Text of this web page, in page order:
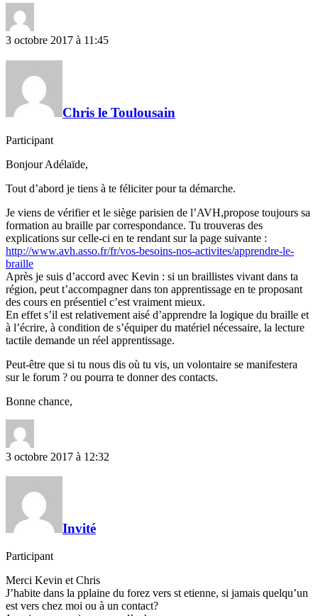
3 octobre 2017 à 11:45
Chris le Toulousain
Participant
Bonjour Adélaïde,
Tout d’abord je tiens à te féliciter pour ta démarche.
Je viens de vérifier et le siège parisien de l’AVH,propose toujours sa
formation au braille par correspondance. Tu trouveras des
explications sur celle-ci en te rendant sur la page suivante :
http://www.avh.asso.fr/fr/vos-besoins-nos-activites/apprendre-le-
braille
Après je suis d’accord avec Kevin : si un braillistes vivant dans ta
région, peut t’accompagner dans ton apprentissage en te proposant
des cours en présentiel c’est vraiment mieux.
En effet s’il est relativement aisé d’apprendre la logique du braille et
à l’écrire, à condition de s’équiper du matériel nécessaire, la lecture
tactile demande un réel apprentissage.
Peut-être que si tu nous dis où tu vis, un volontaire se manifestera
sur le forum ? ou pourra te donner des contacts.
Bonne chance,
3 octobre 2017 à 12:32
Invité
Participant
Merci Kevin et Chris
J’habite dans la pplaine du forez vers st etienne, si jamais quelqu’un
est vers chez moi ou à un contact?